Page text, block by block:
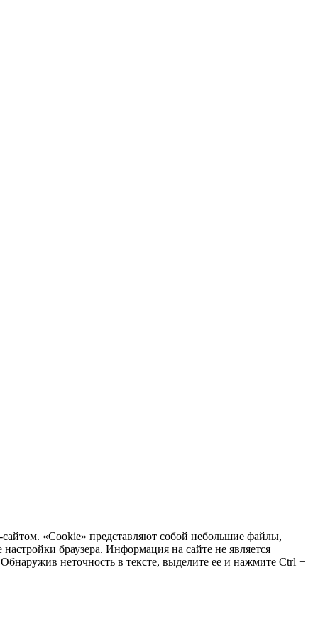
«Cookie» представляют собой небольшие файлы,
браузера. Информация на сайте не является
неточность в тексте, выделите ее и нажмите Ctrl +